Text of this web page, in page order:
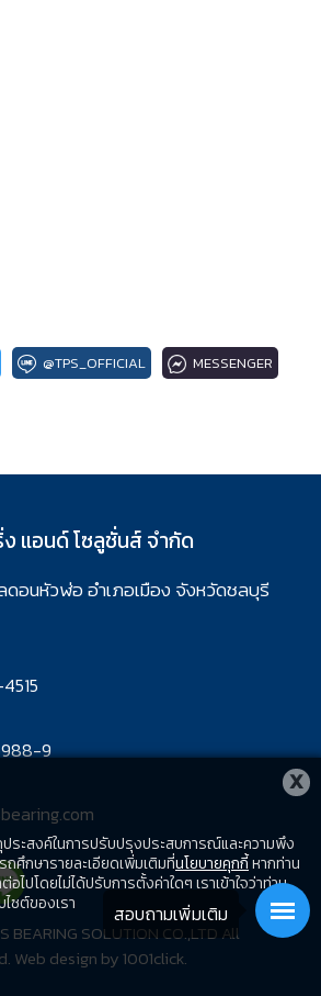
@TPS_OFFICIAL MESSENGER
แอนด์ โซลูชั่นส์ จำกัด
อนหัวฬ่อ อำเภอเมือง จังหวัดชลบุรี
9
SOLUTION CO.,LTD All
Web design by 1001click.
X
ประสงค์ในการปรับปรุงประสบการณ์และความพึง
ศึกษารายละเอียดเพิ่มเติมที่นโยบายคุกกี้หากท่าน
อไปโดยไม่ได้ปรับการตั้งค่าใดๆ เราเข้าใจว่าท่าน
ซต์ของเรา
สอบถามเพิ่มเติม